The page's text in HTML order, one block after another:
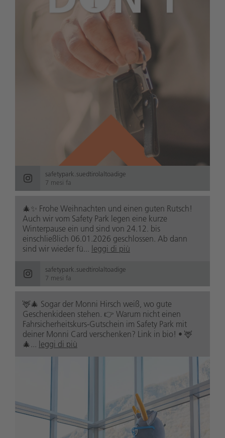
safetypark.suedtirolaltoadige
7 mesi fa
🎄✨ Frohe Weihnachten und einen guten Rutsch!
Auch wir vom Safety Park legen eine kurze
Winterpause ein und sind von 24.12. bis
einschließlich 06.01.2026 geschlossen. Ab dann
sind wir wieder fü... leggi di più
safetypark.suedtirolaltoadige
7 mesi fa
🦌🎄 Sogar der Monni Hirsch weiß, wo gute
Geschenkideen stehen. 👉 Warum nicht einen
Fahrsicherheitskurs-Gutschein im Safety Park mit
deiner Monni Card verschenken? Link in bio! • 🦌
🎄... leggi di più